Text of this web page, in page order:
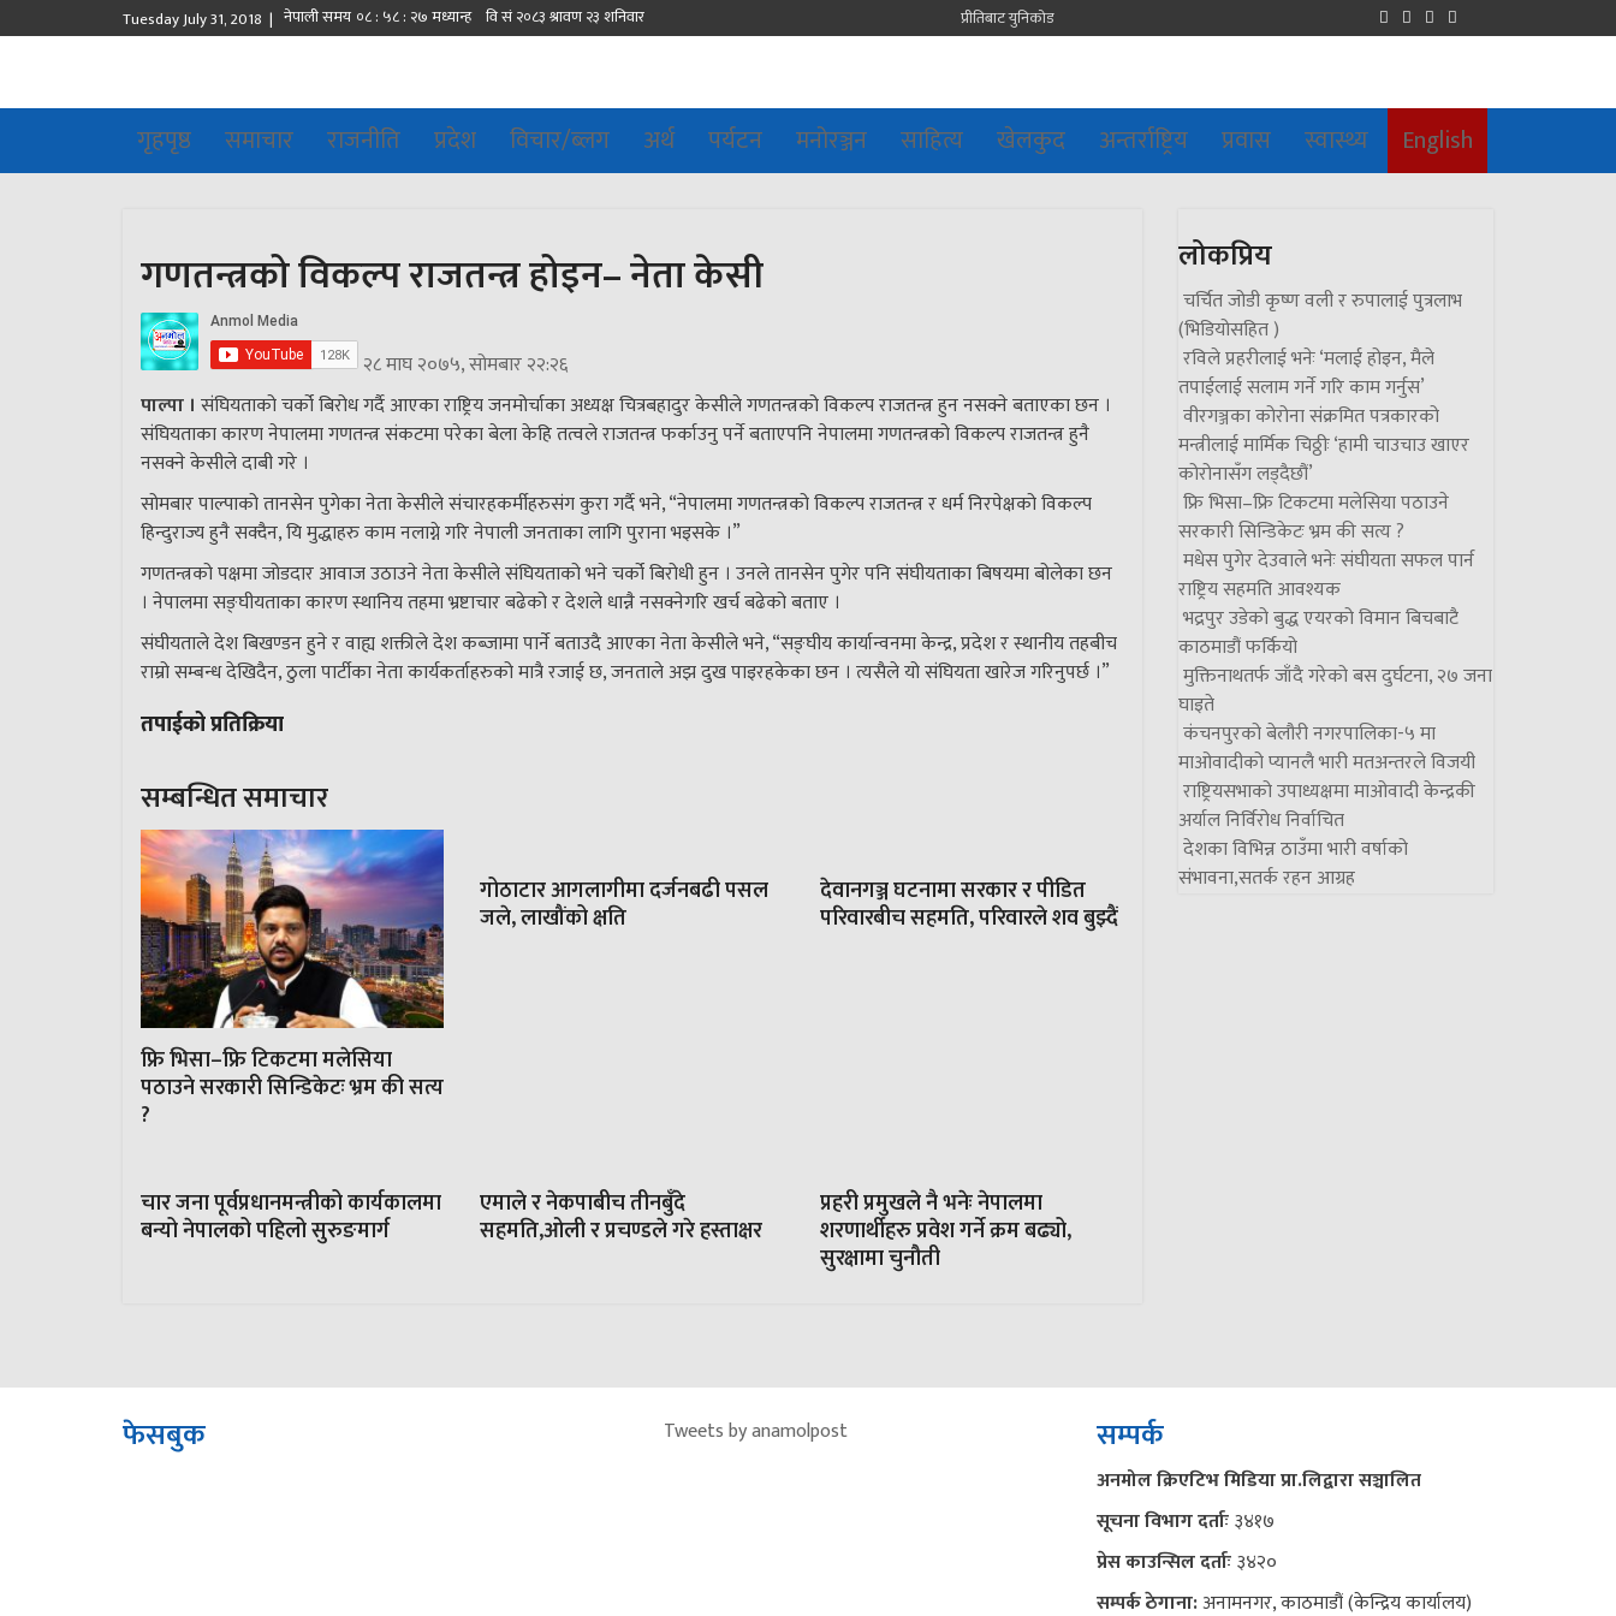
Tuesday July 31, 2018 | प्रीतिबाट युनिकोड
गृहपृष्ठ समाचार राजनीति प्रदेश विचार/ब्लग अर्थ पर्यटन मनोरञ्जन साहित्य खेलकुद अन्तर्राष्ट्रिय प्रवास स्वास्थ्य English
गणतन्त्रको विकल्प राजतन्त्र होइन– नेता केसी
२८ माघ २०७५, सोमबार २२:२६
पाल्पा । संघियताको चर्को बिरोध गर्दै आएका राष्ट्रिय जनमोर्चाका अध्यक्ष चित्रबहादुर केसीले गणतन्त्रको विकल्प राजतन्त्र हुन नसक्ने बताएका छन ।
संघियताका कारण नेपालमा गणतन्त्र संकटमा परेका बेला केहि तत्वले राजतन्त्र फर्काउनु पर्ने बताएपनि नेपालमा गणतन्त्रको विकल्प राजतन्त्र हुनै
नसक्ने केसीले दाबी गरे ।
सोमबार पाल्पाको तानसेन पुगेका नेता केसीले संचारहकर्मीहरुसंग कुरा गर्दै भने, “नेपालमा गणतन्त्रको विकल्प राजतन्त्र र धर्म निरपेक्षको विकल्प
हिन्दुराज्य हुनै सक्दैन, यि मुद्धाहरु काम नलाग्ने गरि नेपाली जनताका लागि पुराना भइसके ।”
गणतन्त्रको पक्षमा जोडदार आवाज उठाउने नेता केसीले संघियताको भने चर्को बिरोधी हुन । उनले तानसेन पुगेर पनि संघीयताका बिषयमा बोलेका छन
। नेपालमा सङ्घीयताका कारण स्थानिय तहमा भ्रष्टाचार बढेको र देशले धान्नै नसक्नेगरि खर्च बढेको बताए ।
संघीयताले देश बिखण्डन हुने र वाह्य शक्तीले देश कब्जामा पार्ने बताउदै आएका नेता केसीले भने, “सङ्घीय कार्यान्वनमा केन्द्र, प्रदेश र स्थानीय तहबीच
राम्रो सम्बन्ध देखिदैन, ठुला पार्टीका नेता कार्यकर्ताहरुको मात्रै रजाई छ, जनताले अझ दुख पाइरहकेका छन । त्यसैले यो संघियता खारेज गरिनुपर्छ ।”
तपाईको प्रतिक्रिया
सम्बन्धित समाचार
फ्रि भिसा–फ्रि टिकटमा मलेसिया
पठाउने सरकारी सिन्डिकेटः भ्रम की सत्य
?
गोठाटार आगलागीमा दर्जनबढी पसल
जले, लाखौंको क्षति
देवानगञ्ज घटनामा सरकार र पीडित
परिवारबीच सहमति, परिवारले शव बुझ्दैं
चार जना पूर्वप्रधानमन्त्रीको कार्यकालमा
बन्यो नेपालको पहिलो सुरुङमार्ग
एमाले र नेकपाबीच तीनबुँदे
सहमति,ओली र प्रचण्डले गरे हस्ताक्षर
प्रहरी प्रमुखले नै भनेः नेपालमा
शरणार्थीहरु प्रवेश गर्ने क्रम बढ्यो,
सुरक्षामा चुनौती
लोकप्रिय
चर्चित जोडी कृष्ण वली र रुपालाई पुत्रलाभ
(भिडियोसहित )
रविले प्रहरीलाई भनेः ‘मलाई होइन, मैले
तपाईलाई सलाम गर्ने गरि काम गर्नुस’
वीरगञ्जका कोरोना संक्रमित पत्रकारको
मन्त्रीलाई मार्मिक चिठ्ठीः ‘हामी चाउचाउ खाएर
कोरोनासँग लड्दैछौं’
फ्रि भिसा–फ्रि टिकटमा मलेसिया पठाउने
सरकारी सिन्डिकेटः भ्रम की सत्य ?
मधेस पुगेर देउवाले भनेः संघीयता सफल पार्न
राष्ट्रिय सहमति आवश्यक
भद्रपुर उडेको बुद्ध एयरको विमान बिचबाटै
काठमाडौं फर्कियो
मुक्तिनाथतर्फ जाँदै गरेको बस दुर्घटना, २७ जना
घाइते
कंचनपुरको बेलौरी नगरपालिका-५ मा
माओवादीको प्यानलै भारी मतअन्तरले विजयी
राष्ट्रियसभाको उपाध्यक्षमा माओवादी केन्द्रकी
अर्याल निर्विरोध निर्वाचित
देशका विभिन्न ठाउँमा भारी वर्षाको
संभावना,सतर्क रहन आग्रह
फेसबुक Tweets by anamolpost सम्पर्क
अनमोल क्रिएटिभ मिडिया प्रा.लिद्वारा सञ्चालित
सूचना विभाग दर्ताः३४१७
प्रेस काउन्सिल दर्ताः३४२०
सम्पर्क ठेगाना:अनामनगर, काठमाडौं (केन्द्रिय कार्यालय)